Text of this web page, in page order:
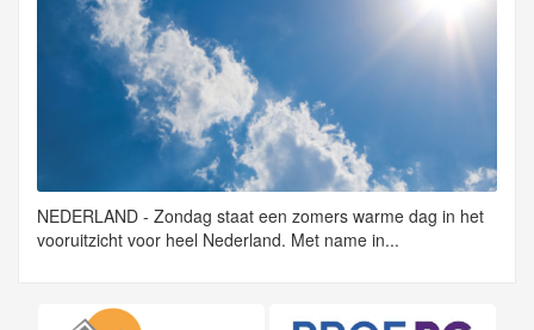
NEDERLAND - Zondag staat een zomers warme dag in het
vooruitzicht voor heel Nederland. Met name in...